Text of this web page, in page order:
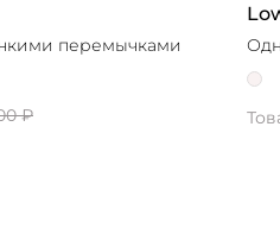
перемычками
₽